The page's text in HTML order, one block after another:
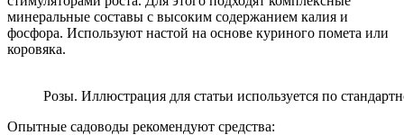
минеральные составы с высоким содержанием калия и
фосфора. Используют настой на основе куриного помета или
коровяка.
Розы. Иллюстрация для статьи используется по
Опытные садоводы рекомендуют средства: